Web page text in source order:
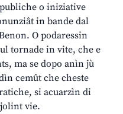
o iniziative
in bande dal
O podaressin
tornade in vite, che e
ma se dopo anìn jù
cemût che cheste
si acuarzìn di
vie.